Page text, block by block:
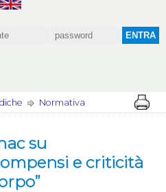
Normativa
su
e criticità